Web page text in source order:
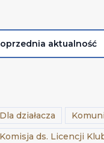
aktualność
Dla działacza
Komisja ds. Licencji